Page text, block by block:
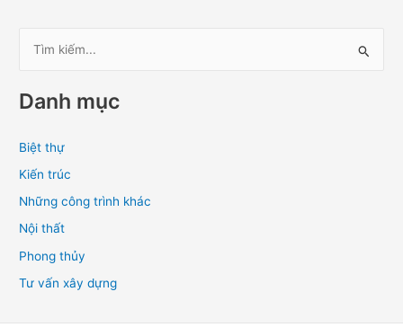
m
i
ế
m
:
Danh mục
Biệt thự
Kiến trúc
Những công trình khác
Nội thất
Phong thủy
Tư vấn xây dựng